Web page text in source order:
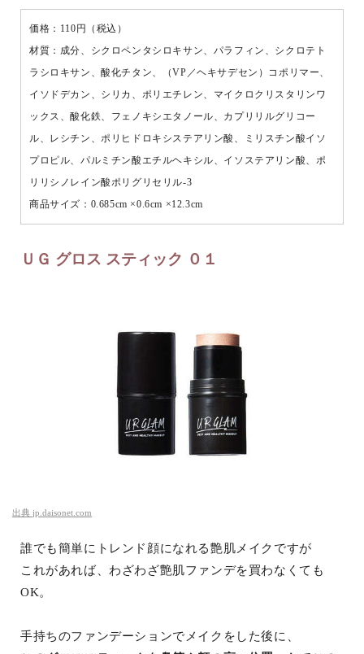
価格：110円（税込）
材質：成分、シクロペンタシロキサン、パラフィン、シクロテト
ラシロキサン、酸化チタン、（VP／ヘキサデセン）コポリマー、
イソドデカン、シリカ、ポリエチレン、マイクロクリスタリンワ
ックス、酸化鉄、フェノキシエタノール、カプリリルグリコー
ル、レシチン、ポリヒドロキシステアリン酸、ミリスチン酸イソ
プロピル、パルミチン酸エチルヘキシル、イソステアリン酸、ポ
リリシノレイン酸ポリグリセリル-3
商品サイズ：0.685cm ×0.6cm ×12.3cm
ＵＧ グロス スティック ０１
出典 jp.daisonet.com
誰でも簡単にトレンド顔になれる艶肌メイクですが
これがあれば、わざわざ艶肌ファンデを買わなくても
OK。
手持ちのファンデーションでメイクをした後に、